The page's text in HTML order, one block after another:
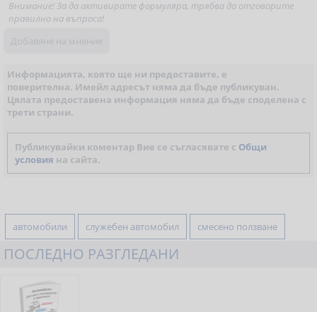
Внимание! За да активирате формуляра, трябва да отговорите
правилно на въпроса!
Информацията, която ще ни предоставите, е
поверителна. Имейл адресът няма да бъде публикуван.
Цялата предоставена информация няма да бъде споделена с
трети страни.
Публикувайки коментар Вие се съгласявате с Общи
условия на сайта.
автомобили служебен автомобил смесено ползване
ПОСЛЕДНО РАЗГЛЕДАНИ